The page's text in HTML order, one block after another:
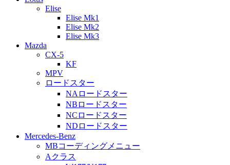
Elise
Elise Mk1
Elise Mk2
Elise Mk3
Mazda
CX-5
KF
MPV
ロードスター
NAロードスター
NBロードスター
NCロードスター
NDロードスター
Mercedes-Benz
MBコーディングメニュー
Aクラス